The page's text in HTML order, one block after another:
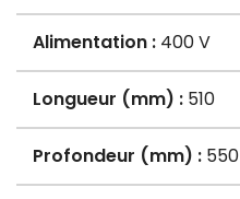
Alimentation : 400 V
Longueur (mm) : 510
Profondeur (mm) : 550